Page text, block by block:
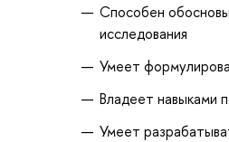
Способен
исследования
Умеет
Владеет навыками
Умеет